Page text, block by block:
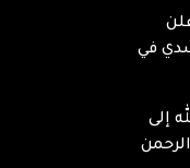
في
إلى